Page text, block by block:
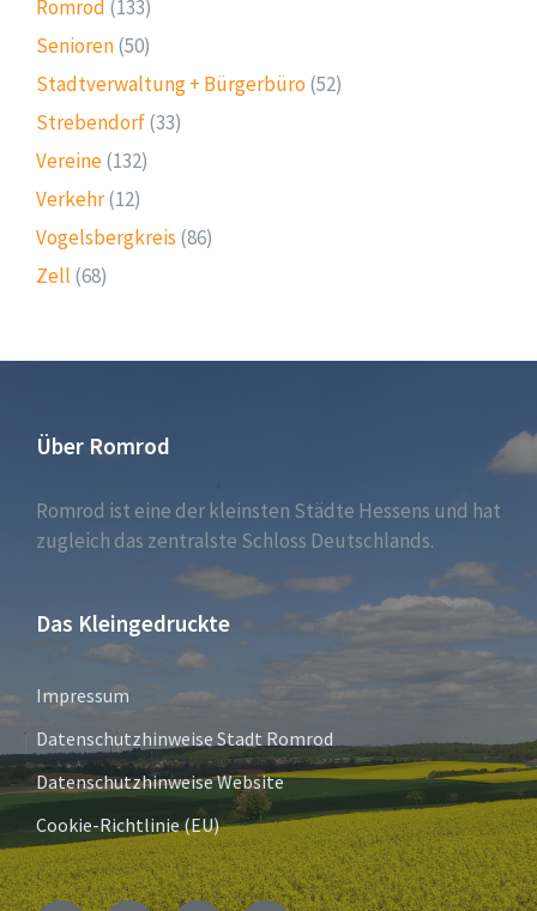
Romrod (133)
Senioren(50)
Stadtverwaltung + Bürgerbüro (52)
Strebendorf(33)
Vereine(132)
Verkehr(12)
Vogelsbergkreis (86)
Zell (68)
Über Romrod
Romrod ist eine der kleinsten Städte Hessens und hat
zugleich das zentralste Schloss Deutschlands.
Das Kleingedruckte
Impressum
Datenschutzhinweise Stadt Romrod
Datenschutzhinweise Website
Cookie-Richtlinie (EU)